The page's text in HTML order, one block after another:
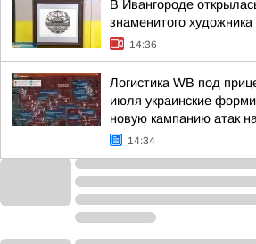
В Ивангороде
знаменитого
14:36
Логистика WB под
июля украинские
новую кампанию атак
14:34